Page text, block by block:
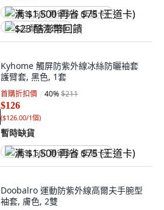
满 $1,500 再省 $75 (王道卡)
$23 酷澎幣回饋
Kyhome 觸屏防紫外線冰絲防曬袖套
護臂套, 黑色, 1套
首購折扣價 40%$211
$126
($126.00/1個)
暫時缺貨
满 $1,500 再省 $75 (王道卡)
Doobalro 運動防紫外線高爾夫手腕型
袖套, 膚色, 2雙